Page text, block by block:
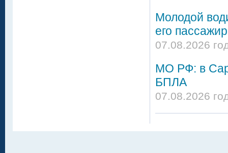
Молодой
его
07.08.2026
МО РФ: в
БПЛА
07.08.2026